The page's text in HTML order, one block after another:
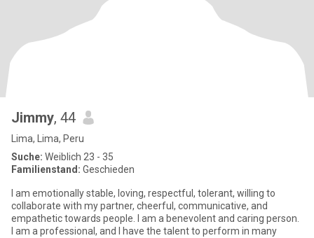
Jimmy, 44
Lima, Lima, Peru
Suche: Weiblich 23 - 35
Familienstand: Geschieden
I am emotionally stable, loving, respectful, tolerant, willing to
collaborate with my partner, cheerful, communicative, and
empathetic towards people. I am a benevolent and caring person.
I am a professional, and I have the talent to perform in many